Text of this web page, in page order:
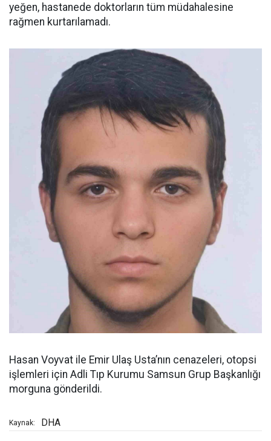
yeğen, hastanede doktorların tüm müdahalesine
rağmen kurtarılamadı.
Hasan Voyvat ile Emir Ulaş Usta’nın cenazeleri, otopsi
işlemleri için Adli Tıp Kurumu Samsun Grup Başkanlığı
morguna gönderildi.
Kaynak: DHA